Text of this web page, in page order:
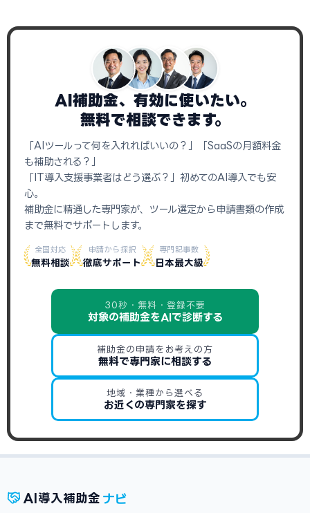
AI補助金、有効に使いたい。
無料で相談できます。
「AIツールって何を入れればいいの？」「SaaSの月額料金
も補助される？」
「IT導入支援事業者はどう選ぶ？」初めてのAI導入でも安
心。
補助金に精通した専門家が、ツール選定から申請書類の作成
まで無料でサポートします。
全国対応
無料相談
申請から採択
徹底サポート
専門記事数
日本最大級
30秒・無料・登録不要
対象の補助金をAIで診断する
補助金の申請をお考えの方
無料で専門家に相談する
地域・業種から選べる
お近くの専門家を探す
AI 導入補助金 ナビ